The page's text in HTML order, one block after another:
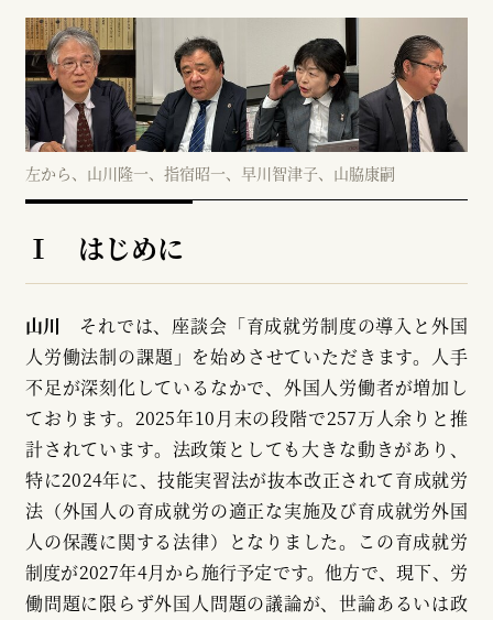
左から、山川隆一、指宿昭一、早川智津子、山脇康嗣
Ⅰ はじめに
山川
それでは、座談会「育成就労制度の導入と外国
人労働法制の課題」を始めさせていただきます。人手
不足が深刻化しているなかで、外国人労働者が増加し
ております。2025年10月末の段階で257万人余りと推
計されています。法政策としても大きな動きがあり、
特に2024年に、技能実習法が抜本改正されて育成就労
法（外国人の育成就労の適正な実施及び育成就労外国
人の保護に関する法律）となりました。この育成就労
制度が2027年4月から施行予定です。他方で、現下、労
働問題に限らず外国人問題の議論が、世論あるいは政